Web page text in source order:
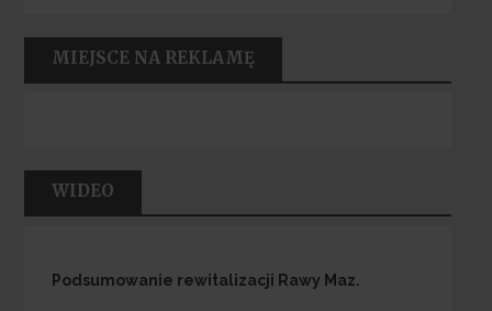
MIEJSCE NA REKLAMĘ
WIDEO
Podsumowanie rewitalizacji Rawy Maz.